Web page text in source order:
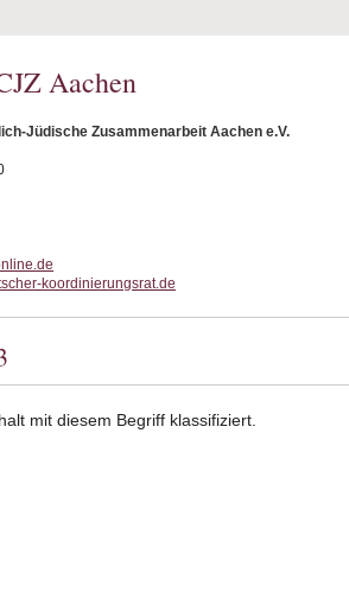
Aachen
Jüdische Zusammenarbeit Aachen e.V.
koordinierungsrat.de
mit diesem Begriff klassifiziert.